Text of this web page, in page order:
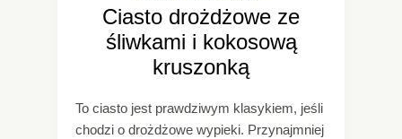
Ciasto drożdżowe ze
śliwkami i kokosową
kruszonką
To ciasto jest prawdziwym klasykiem, jeśli
chodzi o drożdżowe wypieki. Przynajmniej